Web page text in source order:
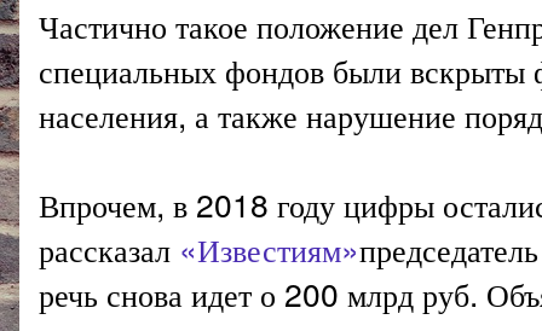
Частично такое положение дел
специальных фондов были вскрыты
населения, а также нарушение
Впрочем, в 2018 году цифры
рассказал «Известиям»
речь снова идет о 200 млрд руб.